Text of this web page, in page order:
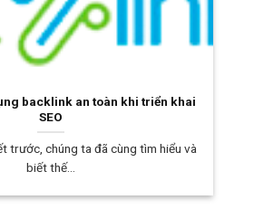
backlink an toàn khi triển khai
SEO
trước, chúng ta đã cùng tìm hiểu và
biết thế...